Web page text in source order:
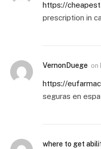
https://
prescription in
VernonDuege on
https://
seguras en
where to get